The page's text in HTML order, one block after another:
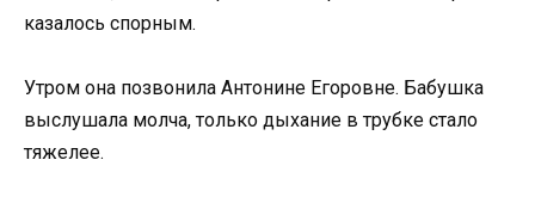
казалось спорным.
Утром она позвонила Антонине Егоровне. Бабушка
выслушала молча, только дыхание в трубке стало
тяжелее.